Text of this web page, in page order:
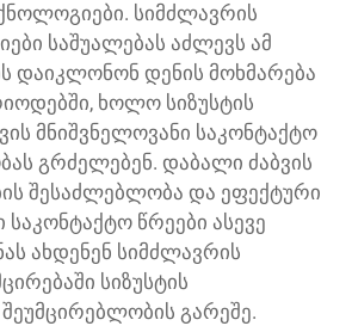
სიმძლავრის
საშუალებას აძლევს ამ
დაიკლონონ დენის მოხმარება
ხოლო სიზუსტის
მნიშვნელოვანი საკონტაქტო
გრძელებენ. დაბალი ძაბვის
შესაძლებლობა და ეფექტური
წრეები ასევე
ახდენენ სიმძლავრის
სიზუსტის
გარეშე.